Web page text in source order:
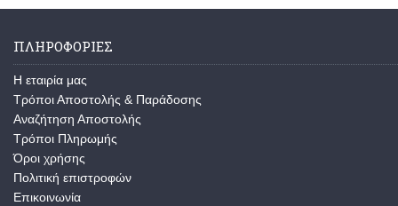
ΠΛΗΡΟΦΟΡΊΕΣ
Η εταιρία μας
Τρόποι Αποστολής & Παράδοσης
Αναζήτηση Αποστολής
Τρόποι Πληρωμής
Όροι χρήσης
Πολιτική επιστροφών
Επικοινωνία